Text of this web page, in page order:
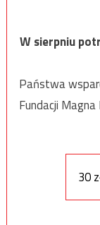
W sierpniu
Państwa
Fundacji Magna
30